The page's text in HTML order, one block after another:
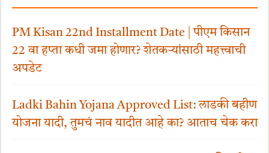
PM Kisan 22nd Installment Date | पीएम किसान
22 वा हप्ता कधी जमा होणार? शेतकऱ्यांसाठी महत्त्वाची
अपडेट
Ladki Bahin Yojana Approved List: लाडकी बहीण
योजना यादी, तुमचं नाव यादीत आहे का? आताच चेक करा